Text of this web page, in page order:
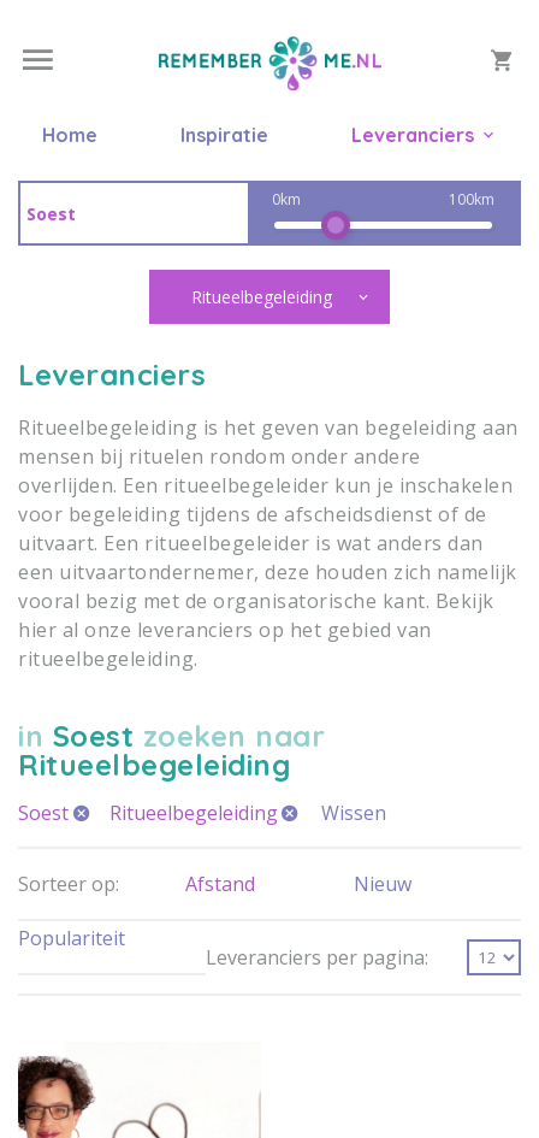
Home Inspiratie Leveranciers
0km 100km
Ritueelbegeleiding
Leveranciers
Ritueelbegeleiding is het geven van begeleiding aan
mensen bij rituelen rondom onder andere
overlijden. Een ritueelbegeleider kun je inschakelen
voor begeleiding tijdens de afscheidsdienst of de
uitvaart. Een ritueelbegeleider is wat anders dan
een uitvaartondernemer, deze houden zich namelijk
vooral bezig met de organisatorische kant. Bekijk
hier al onze leveranciers op het gebied van
ritueelbegeleiding.
in Soest zoeken naar
Ritueelbegeleiding
Soest Ritueelbegeleiding Wissen
Sorteer op: Afstand Nieuw
Populariteit
Leveranciers per pagina: